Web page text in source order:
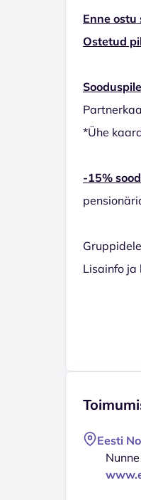
Enne
Ostetud
*Ühe
-15%
Lisainfo ja
Eesti